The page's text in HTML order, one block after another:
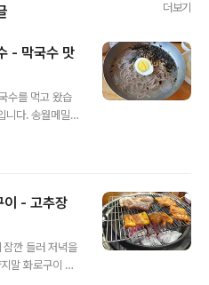
더보기
- 막국수 맛
수를 먹고 왔습
니다. 송월메밀국
· 양양 맛집
서 밥을 시키니
함께가면 주시
데 엄청 꾹꾹 담
이 집 김치가
김치 입니다.
이 - 고추장
잠깐 들러 저녁을
말 화로구이 강